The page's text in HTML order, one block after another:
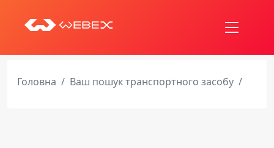
Головна Ваш пошук транспортного засобу